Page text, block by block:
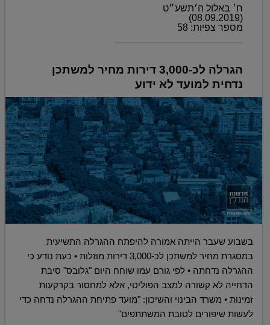
ח׳ באלול ה׳תשע״ט
(08.09.2019)
מספר צפיות: 58
הגרלה לכ-3,000 דירות מחיר למשתכן
נדחית למועד לא ידוע
בשבוע שעבר הייתה אמורה להיפתח ההגרלה התשיעית
במסגרת מחיר למשתכן לכ-3,000 דירות מוזלות • כעת נודע כי
ההגרלה נדחתה • לפי גורם עמו שוחח היום "גלובס" סיבת
הדחייה לא קשורה למצב הפוליטי, אלא למחסור בקרקעות
זמינות • משרד הבינוי והשיכון: "מועד פתיחת ההגרלה נדחה כדי
לעשות שיפורים לטובת המשתתפים"